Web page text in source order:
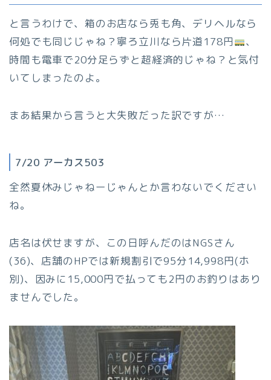
と言うわけで、箱のお店なら兎も角、デリヘルなら
何処でも同じじゃね？寧ろ立川なら片道178円
、
時間も電車で20分足らずと超経済的じゃね？と気付
いてしまったのよ。
まあ結果から言うと大失敗だった訳ですが…
7/20 アーカス503
全然夏休みじゃねーじゃんとか言わないでください
ね。
店名は伏せますが、この日呼んだのはNGSさん
(36)、店舗のHPでは新規割引で95分14,998円(ホ
別)、因みに15,000円で払っても2円のお釣りはあり
ませんでした。